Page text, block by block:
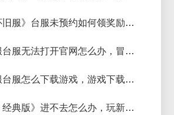
《冒险岛：怀旧服》台服未预约如何领奖励，《冒险岛：怀旧服》台服加速器推荐
冒险岛怀旧服台服无法打开官网怎么办，冒险岛经典版官网是什么
冒险岛怀旧服台服怎么下载游戏，游戏下载和领取免费账号教程
《新枫之谷：经典版》进不去怎么办，玩新枫之谷经典版用什么加速器好？